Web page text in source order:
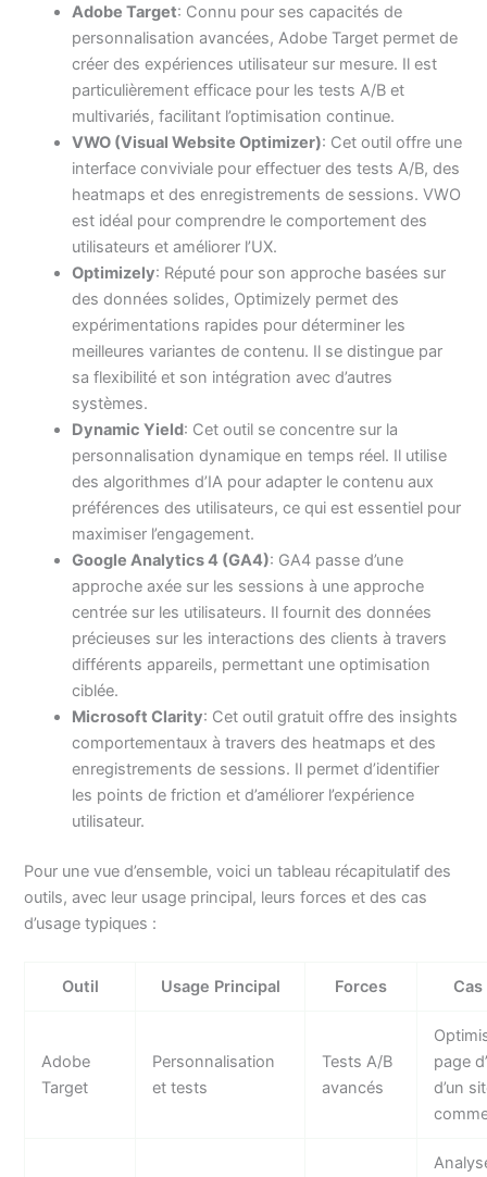
Adobe Target: Connu pour ses capacités de
personnalisation avancées, Adobe Target permet de
créer des expériences utilisateur sur mesure. Il est
particulièrement efficace pour les tests A/B et
multivariés, facilitant l’optimisation continue.
VWO (Visual Website Optimizer): Cet outil offre une
interface conviviale pour effectuer des tests A/B, des
heatmaps et des enregistrements de sessions. VWO
est idéal pour comprendre le comportement des
utilisateurs et améliorer l’UX.
Optimizely: Réputé pour son approche basées sur
des données solides, Optimizely permet des
expérimentations rapides pour déterminer les
meilleures variantes de contenu. Il se distingue par
sa flexibilité et son intégration avec d’autres
systèmes.
Dynamic Yield: Cet outil se concentre sur la
personnalisation dynamique en temps réel. Il utilise
des algorithmes d’IA pour adapter le contenu aux
préférences des utilisateurs, ce qui est essentiel pour
maximiser l’engagement.
Google Analytics 4 (GA4): GA4 passe d’une
approche axée sur les sessions à une approche
centrée sur les utilisateurs. Il fournit des données
précieuses sur les interactions des clients à travers
différents appareils, permettant une optimisation
ciblée.
Microsoft Clarity: Cet outil gratuit offre des insights
comportementaux à travers des heatmaps et des
enregistrements de sessions. Il permet d’identifier
les points de friction et d’améliorer l’expérience
utilisateur.
Pour une vue d’ensemble, voici un tableau récapitulatif des
outils, avec leur usage principal, leurs forces et des cas
d’usage typiques :
Outil Usage Principal Forces Cas
Adobe
Target
Personnalisation
et tests
Tests A/B
avancés
page
d’un